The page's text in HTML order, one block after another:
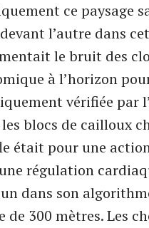
ce paysage
l’autre dans
le bruit des
à l’horizon
vérifiée par
blocs de cailloux
était pour une
régulation
dans son
de 300 mètres. Les